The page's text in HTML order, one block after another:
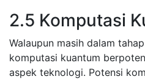
2.5 Komputasi
Walaupun masih dalam
komputasi kuantum
aspek teknologi. Potensi